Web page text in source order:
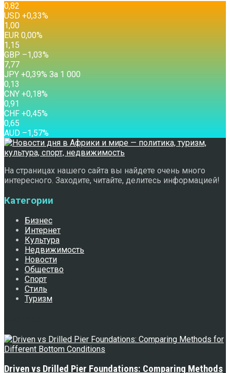
0,82
USD +0,33%
1,00
EUR 0,00%
1,15
GBP –1,03%
7,77
JPY +0,39% За 1 000
0,13
CNY +0,18%
0,91
CHF +0,45%
0,65
AUD –1,57%
На страницах нашего сайта вы найдете очень много
интересного. Заходите, читайте, делитесь информацией!
Категории
Бизнес
Интернет
Культура
Недвижимость
Новости
Общество
Спорт
Стиль
Туризм
Driven vs Drilled Pier Foundations: Comparing Methods